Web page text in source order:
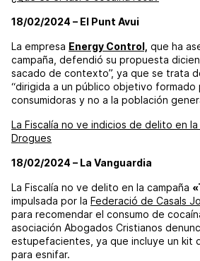
18/02/2024 – El Punt Avui
La empresa Energy Control, que ha
campaña, defendió su propuesta
sacado de contexto”, ya que se trata
“dirigida a un público objetivo formado
consumidoras y no a la población
La Fiscalía no ve indicios de delito en
Drogues
18/02/2024 – La Vanguardia
La Fiscalía no ve delito en la campaña
impulsada por la Federació de Casals
para recomendar el consumo de
asociación Abogados Cristianos
estupefacientes, ya que incluye un kit
para esnifar.